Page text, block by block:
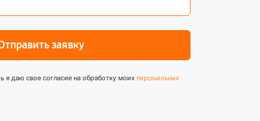
заявку
я даю свое согласие на обработку моих персональных